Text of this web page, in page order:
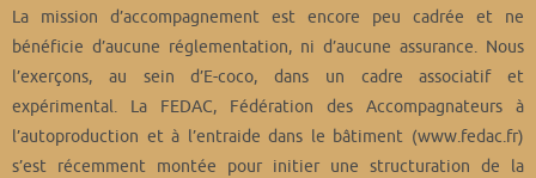
La mission d’accompagnement est encore peu cadrée et ne
bénéficie d’aucune réglementation, ni d’aucune assurance. Nous
l’exerçons, au sein d’E-coco, dans un cadre associatif et
expérimental. La FEDAC, Fédération des Accompagnateurs à
l’autoproduction et à l’entraide dans le bâtiment (www.fedac.fr)
s’est récemment montée pour initier une structuration de la